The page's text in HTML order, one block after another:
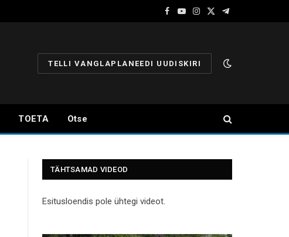
Facebook
YouTube
Instagram
X
Telegram
TELLI VANGLAPLANEEDI UUDISKIRI
TOETA Otse
TÄHTSAMAD VIDEOD
Esitusloendis pole ühtegi videot.